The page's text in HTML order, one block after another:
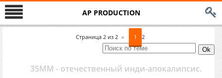
AP PRODUCTION
Страница 2 из 2 « 1 2
35ММ - отечественный инди-апокалипсис.